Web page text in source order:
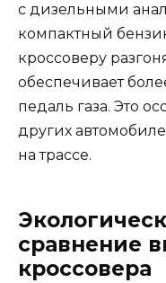
с дизельными
компактный
кроссоверу
обеспечивает
педаль газа. Это
других
на трассе.
сравнение
кроссовера